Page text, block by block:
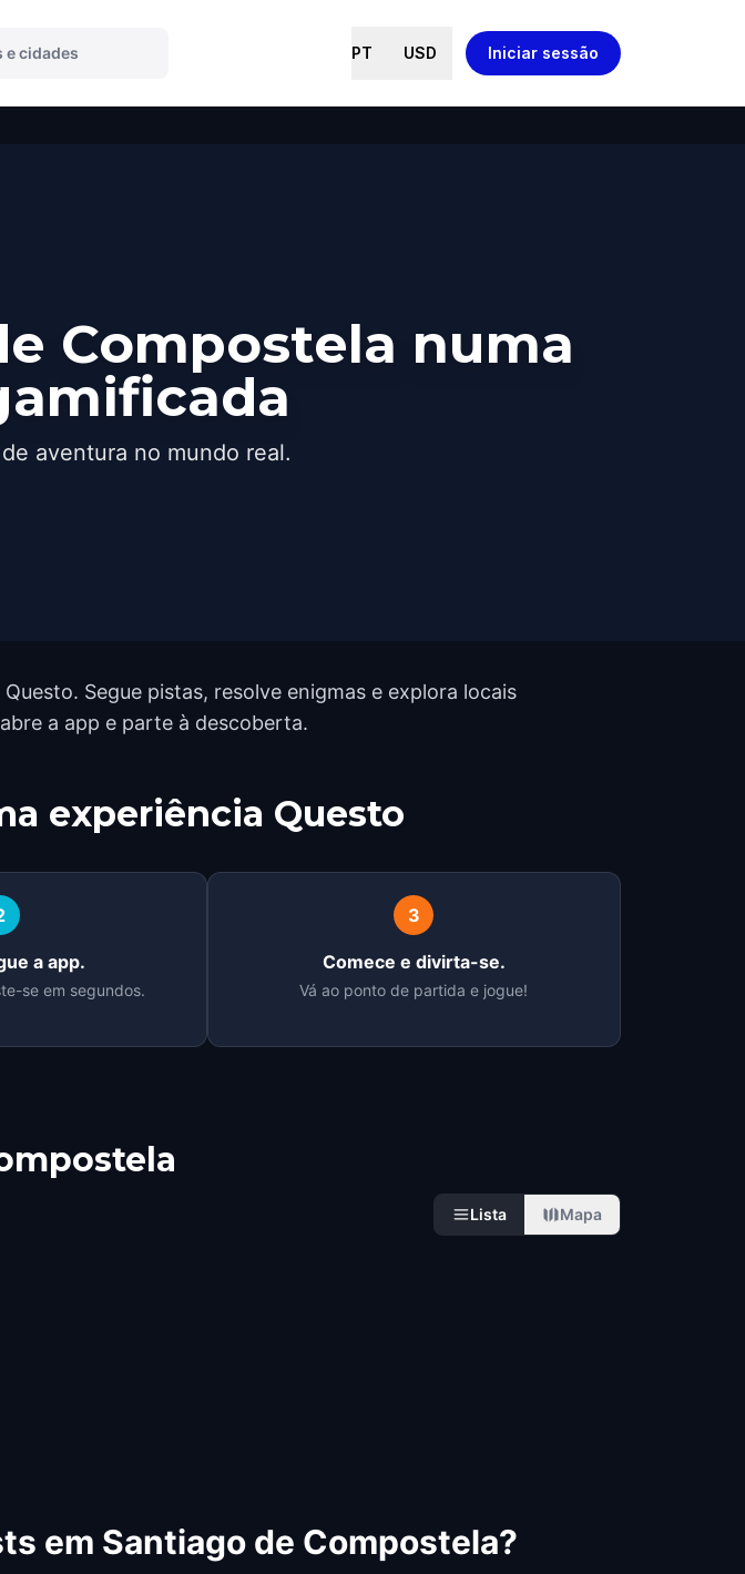
PT USD Iniciar sessão
Compostela numa
aventura no mundo real.
Segue pistas, resolve enigmas e explora locais
a app e parte à descoberta.
experiência Questo
a app.
se em segundos.
3
Comece e divirta-se.
Vá ao ponto de partida e jogue!
Lista Mapa
em Santiago de Compostela?